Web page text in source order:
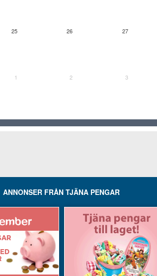
25 26 27
1 2 3
ANNONSER FRÅN TJÄNA PENGAR